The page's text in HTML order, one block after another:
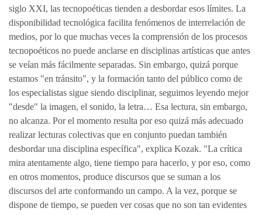
siglo XXI, las tecnopoéticas tienden a desbordar esos límites. La
disponibilidad tecnológica facilita fenómenos de interrelación de
medios, por lo que muchas veces la comprensión de los procesos
tecnopoéticos no puede anclarse en disciplinas artísticas que antes
se veían más fácilmente separadas. Sin embargo, quizá porque
estamos "en tránsito", y la formación tanto del público como de
los especialistas sigue siendo disciplinar, seguimos leyendo mejor
"desde" la imagen, el sonido, la letra… Esa lectura, sin embargo,
no alcanza. Por el momento resulta por eso quizá más adecuado
realizar lecturas colectivas que en conjunto puedan también
desbordar una disciplina específica", explica Kozak. "La crítica
mira atentamente algo, tiene tiempo para hacerlo, y por eso, como
en otros momentos, produce discursos que se suman a los
discursos del arte conformando un campo. A la vez, porque se
dispone de tiempo, se pueden ver cosas que no son tan evidentes